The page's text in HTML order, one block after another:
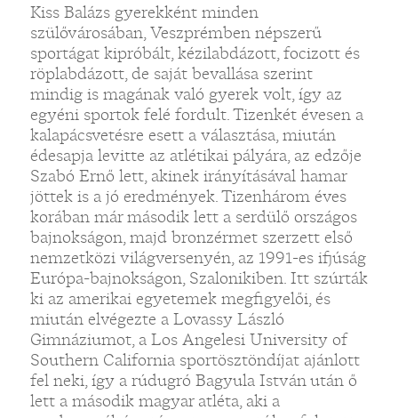
Kiss Balázs gyerekként minden
szülővárosában, Veszprémben népszerű
sportágat kipróbált, kézilabdázott, focizott és
röplabdázott, de saját bevallása szerint
mindig is magának való gyerek volt, így az
egyéni sportok felé fordult. Tizenkét évesen a
kalapácsvetésre esett a választása, miután
édesapja levitte az atlétikai pályára, az edzője
Szabó Ernő lett, akinek irányításával hamar
jöttek is a jó eredmények. Tizenhárom éves
korában már második lett a serdülő országos
bajnokságon, majd bronzérmet szerzett első
nemzetközi világversenyén, az 1991-es ifjúság
Európa-bajnokságon, Szalonikiben. Itt szúrták
ki az amerikai egyetemek megfigyelői, és
miután elvégezte a Lovassy László
Gimnáziumot, a Los Angelesi University of
Southern California sportösztöndíjat ajánlott
fel neki, így a rúdugró Bagyula István után ő
lett a második magyar atléta, aki a